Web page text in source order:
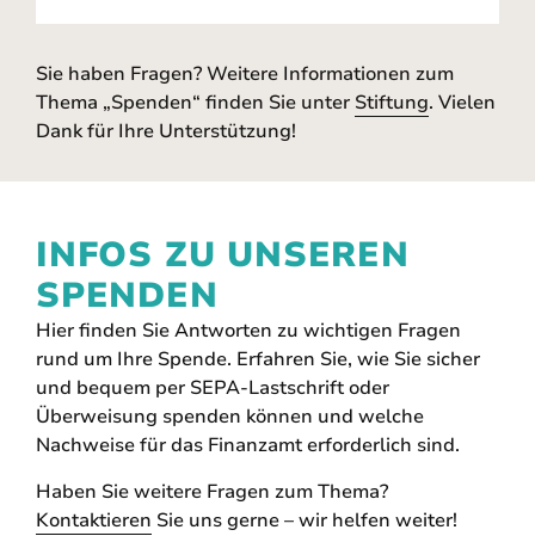
Sie haben Fragen? Weitere Informationen zum
Thema „Spenden“ finden Sie unter Stiftung. Vielen
Dank für Ihre Unterstützung!
INFOS ZU UNSEREN
SPENDEN
Hierfinden Sie Antworten zu wichtigen Fragen
rund um Ihre Spende. Erfahren Sie, wie Sie sicher
und bequem per SEPA-Lastschrift oder
Überweisung spenden können und welche
Nachweise für das Finanzamt erforderlich sind.
Haben Sieweitere Fragen zum Thema?
Kontaktieren Sie uns gerne – wir helfen weiter!